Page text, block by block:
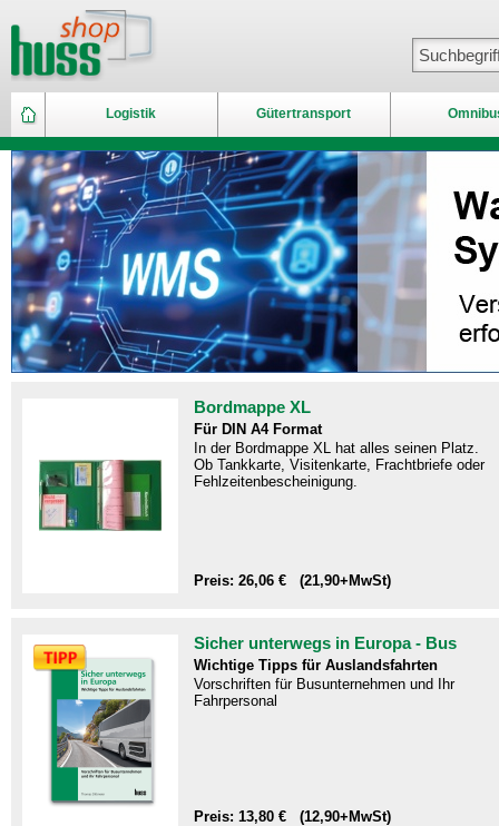
Logistik Gütertransport
Bordmappe XL
Für DIN A4 Format
In der Bordmappe XL hat alles seinen Platz.
Ob Tankkarte, Visitenkarte, Frachtbriefe oder
Fehlzeitenbescheinigung.
Preis: 26,06 € (21,90+MwSt)
Sicher unterwegs in Europa - Bus
Wichtige Tipps für Auslandsfahrten
Vorschriften für Busunternehmen und Ihr
Fahrpersonal
Preis: 13,80 € (12,90+MwSt)